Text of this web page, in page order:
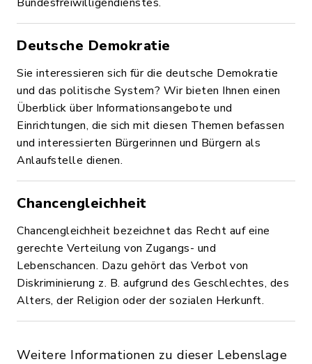
Deutsche Demokratie
Sie interessieren sich für die deutsche Demokratie
und das politische System? Wir bieten Ihnen einen
Überblick über Informationsangebote und
Einrichtungen, die sich mit diesen Themen befassen
und interessierten Bürgerinnen und Bürgern als
Anlaufstelle dienen.
Chancengleichheit
Chancengleichheit bezeichnet das Recht auf eine
gerechte Verteilung von Zugangs- und
Lebenschancen. Dazu gehört das Verbot von
Diskriminierung z. B. aufgrund des Geschlechtes, des
Alters, der Religion oder der sozialen Herkunft.
Weitere Informationen zu dieser Lebenslage